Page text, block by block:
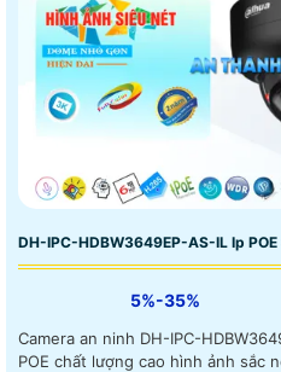
DH-IPC-HDBW3649EP-AS-IL Ip POE
5%-35%
Camera an ninh DH-IPC-
POE chất lượng cao hình ảnh sắc